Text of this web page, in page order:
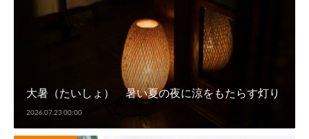
大暑（たいしょ） 暑い夏の夜に涼をもたらす灯り
2026.07.23 00:00